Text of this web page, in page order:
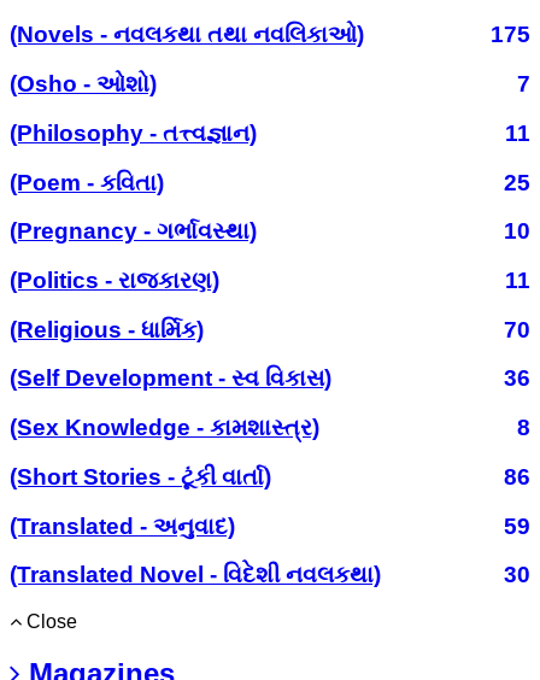
(Novels - નવલકથા તથા નવલિકાઓ)
175
(Osho - ઓશો)
7
(Philosophy - તત્ત્વજ્ઞાન)
11
(Poem - કવિતા)
25
(Pregnancy - ગર્ભાવસ્થા)
10
(Politics - રાજકારણ)
11
(Religious - ધાર્મિક)
70
(Self Development - સ્વ વિકાસ)
36
(Sex Knowledge - કામશાસ્ત્ર)
8
(Short Stories - ટૂંકી વાર્તા)
86
(Translated - અનુવાદ)
59
(Translated Novel - વિદેશી નવલકથા)
30
Close
Magazines